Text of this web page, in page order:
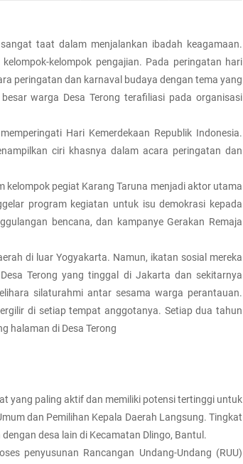
taat dalam menjalankan ibadah keagamaan.
kelompok pengajian. Pada peringatan hari
peringatan dan karnaval budaya dengan tema yang
warga Desa Terong terafiliasi pada organisasi
Hari Kemerdekaan Republik Indonesia.
ciri khasnya dalam acara peringatan dan
kelompok pegiat Karang Taruna menjadi aktor utama
program kegiatan untuk isu demokrasi kepada
bencana, dan kampanye Gerakan Remaja
di luar Yogyakarta. Namun, ikatan sosial mereka
Terong yang tinggal di Jakarta dan sekitarnya
silaturahmi antar sesama warga perantauan.
di setiap tempat anggotanya. Setiap dua tahun
halaman di Desa Terong
yang paling aktif dan memiliki potensi tertinggi untuk
dan Pemilihan Kepala Daerah Langsung. Tingkat
desa lain di Kecamatan Dlingo, Bantul.
penyusunan Rancangan Undang-Undang (RUU)